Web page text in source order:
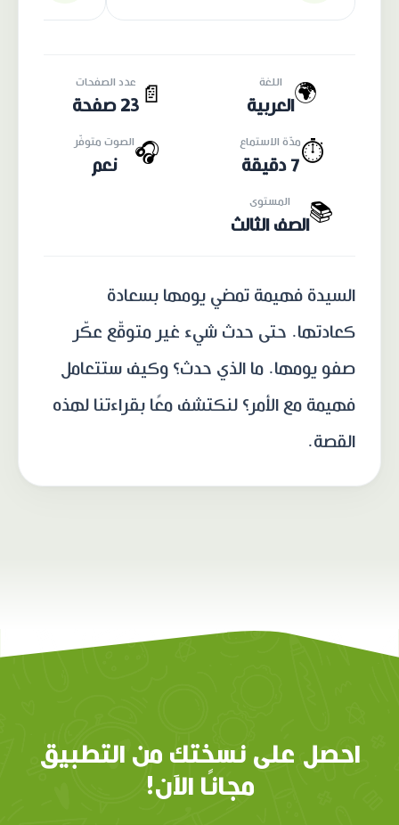
🌍 اللغة
العربية 📄
عدد الصفحات
23 صفحة
⏱️مدّة الاستماع
7 دقيقة
🎧الصوت متوفّر
نعم
📚 المستوى
الصف الثالث
السيدة فهيمة تمضي يومها بسعادة
كعادتها. حتى حدث شيء غير متوقّع عكّر
صفو يومها. ما الذي حدث؟ وكيف ستتعامل
فهيمة مع الأمر؟ لنكتشف معًا بقراءتنا لهذه
القصة.
احصل على نسختك من التطبيق
مجانًا الآن!